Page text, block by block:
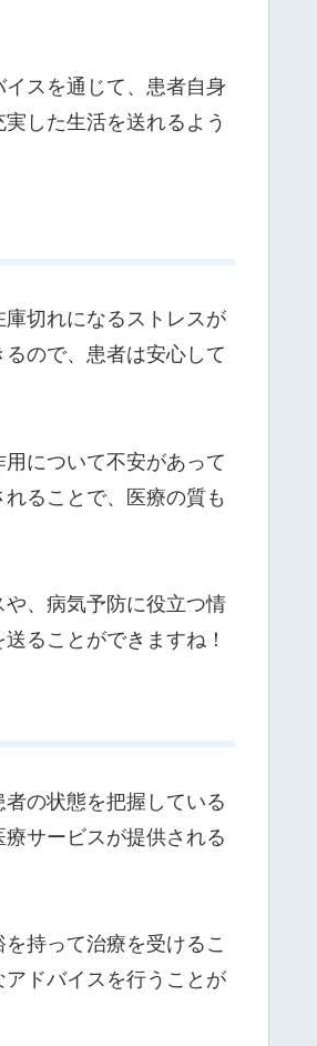
スを通じて、患者自身
した生活を送れるよう
切れになるストレスが
ので、患者は安心して
について不安があって
ることで、医療の質も
、病気予防に役立つ情
ることができますね！
の状態を把握している
サービスが提供される
持って治療を受けるこ
ドバイスを行うことが